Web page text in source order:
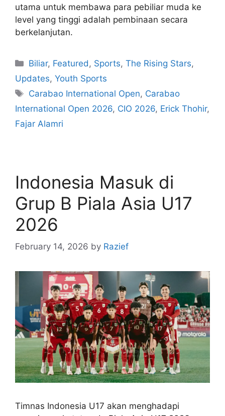
utama untuk membawa para pebiliar muda ke
level yang tinggi adalah pembinaan secara
berkelanjutan.
Biliar, Featured , Sports,The Rising Stars,
Updates, Youth Sports
Carabao International Open, Carabao
International Open 2026, CIO 2026, Erick Thohir,
Fajar Alamri
Indonesia Masuk di
Grup B Piala Asia U17
2026
February 14, 2026 by Razief
Timnas Indonesia U17 akan menghadapi